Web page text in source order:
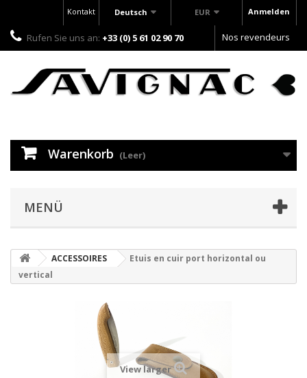
Anmelden
EUR
Deutsch
Kontakt
Rufen Sie uns an: +33 (0) 5 61 02 90 70 Nos revendeurs
Warenkorb (Leer)
MENÜ
ACCESSOIRES
Etuis en cuir port horizontal ou
vertical
View larger